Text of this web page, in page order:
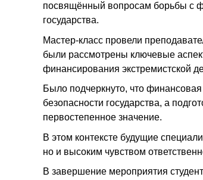
посвящённый вопросам борьбы с
государства.
Мастер-класс провели
были рассмотрены ключевые
финансирования экстремистской
Было подчеркнуто, что
безопасности государства, а
первостепенное значение.
В этом контексте будущие
но и высоким чувством
В завершение мероприятия